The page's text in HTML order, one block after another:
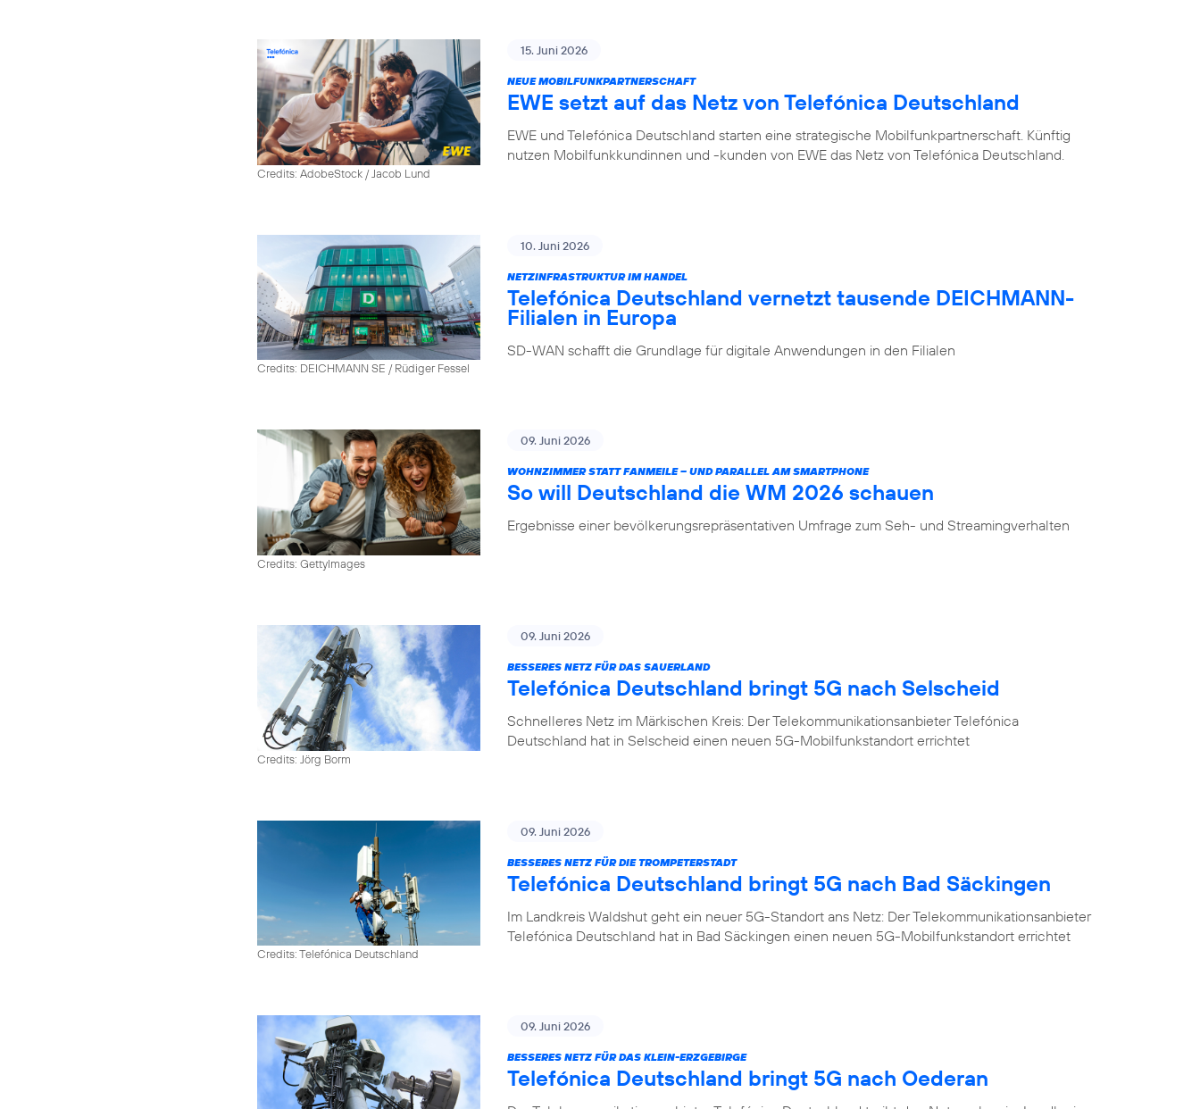
Credits: AdobeStock / Jacob Lund
15. Juni 2026
NEUE MOBILFUNKPARTNERSCHAFT
EWE setzt auf das Netz von Telefónica Deutschland
EWE und Telefónica Deutschland starten eine strategische Mobilfunkpartnerschaft. Künftig
nutzen Mobilfunkkundinnen und -kunden von EWE das Netz von Telefónica Deutschland.
Credits: DEICHMANN SE / Rüdiger Fessel
10. Juni 2026
NETZINFRASTRUKTUR IM HANDEL
Telefónica Deutschland vernetzt tausende DEICHMANN-
Filialen in Europa
SD-WAN schafft die Grundlage für digitale Anwendungen in den Filialen
Credits: GettyImages
09. Juni 2026
WOHNZIMMER STATT FANMEILE – UND PARALLEL AM SMARTPHONE
So will Deutschland die WM 2026 schauen
Ergebnisse einer bevölkerungsrepräsentativen Umfrage zum Seh- und Streamingverhalten
Credits: Jörg Borm
09. Juni 2026
BESSERES NETZ FÜR DAS SAUERLAND
Telefónica Deutschland bringt 5G nach Selscheid
Schnelleres Netz im Märkischen Kreis: Der Telekommunikationsanbieter Telefónica
Deutschland hat in Selscheid einen neuen 5G-Mobilfunkstandort errichtet
Credits: Telefónica Deutschland
09. Juni 2026
BESSERES NETZ FÜR DIE TROMPETERSTADT
Telefónica Deutschland bringt 5G nach Bad Säckingen
Im Landkreis Waldshut geht ein neuer 5G-Standort ans Netz: Der Telekommunikationsanbieter
Telefónica Deutschland hat in Bad Säckingen einen neuen 5G-Mobilfunkstandort errichtet
09. Juni 2026
BESSERES NETZ FÜR DAS KLEIN-ERZGEBIRGE
Telefónica Deutschland bringt 5G nach Oederan